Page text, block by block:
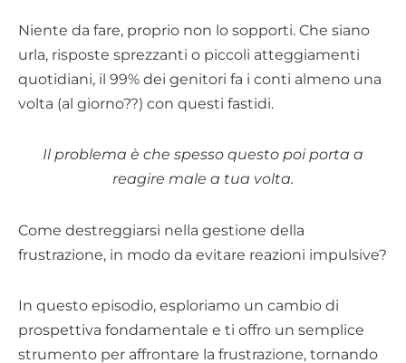
Niente da fare, proprio non lo sopporti. Che siano
urla, risposte sprezzanti o piccoli atteggiamenti
quotidiani, il 99% dei genitori fa i conti almeno una
volta (al giorno??) con questi fastidi.
Il problema è che spesso questo poi porta a
reagire male a tua volta.
Come destreggiarsi nella gestione della
frustrazione, in modo da evitare reazioni impulsive?
In questo episodio, esploriamo un cambio di
prospettiva fondamentale e ti offro un semplice
strumento per affrontare la frustrazione, tornando